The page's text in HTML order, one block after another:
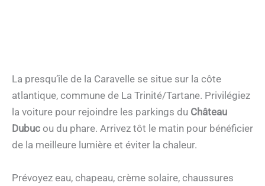
La presqu’île de la Caravelle se situe sur la côte
atlantique, commune de La Trinité/Tartane. Privilégiez
la voiture pour rejoindre les parkings du Château
Dubuc ou du phare. Arrivez tôt le matin pour bénéficier
de la meilleure lumière et éviter la chaleur.
Prévoyez eau, chapeau, crème solaire, chaussures